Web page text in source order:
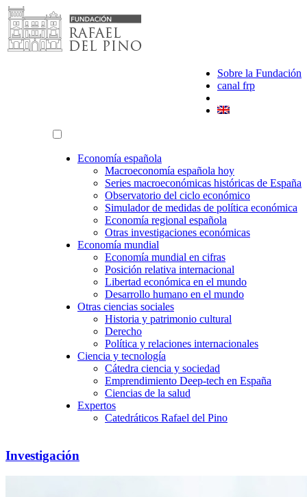
Saltar
al
contenido
Sobre la Fundación
canal frp
Economía española
Macroeconomía española hoy
Series macroeconómicas históricas de España
Observatorio del ciclo económico
Simulador de medidas de política económica
Economía regional española
Otras investigaciones económicas
Economía mundial
Economía mundial en cifras
Posición relativa internacional
Libertad económica en el mundo
Desarrollo humano en el mundo
Otras ciencias sociales
Historia y patrimonio cultural
Derecho
Política y relaciones internacionales
Ciencia y tecnología
Cátedra ciencia y sociedad
Emprendimiento Deep-tech en España
Ciencias de la salud
Expertos
Catedráticos Rafael del Pino
Investigación